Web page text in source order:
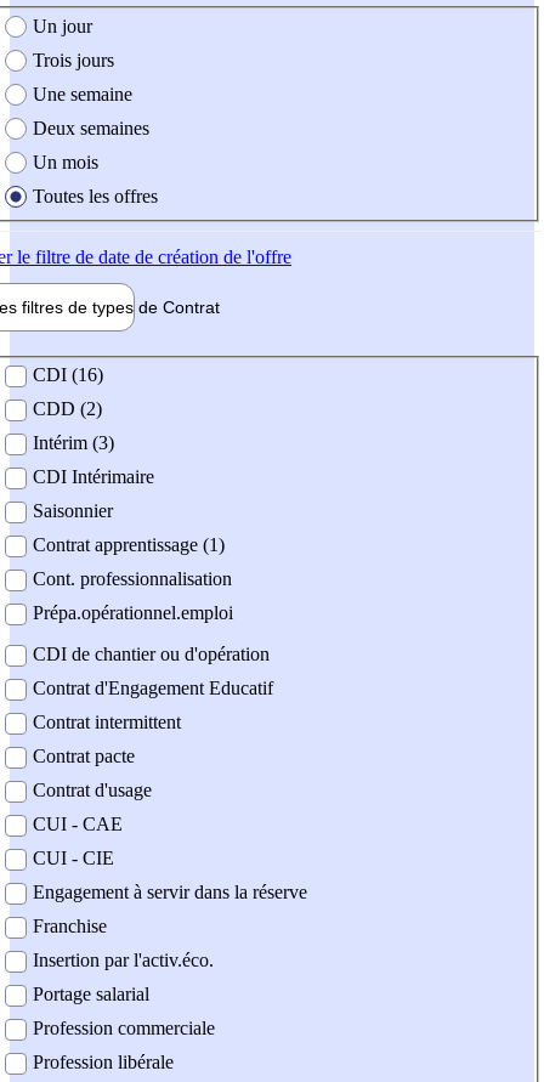
création de l'offre
Un jour
Trois jours
Une semaine
Deux semaines
Un mois
Toutes les offres
le filtre de date de création de l'offre
filtres de types de Contrat
contrat
CDI (16)
CDD (2)
Intérim (3)
CDI Intérimaire
Saisonnier
Contrat apprentissage (1)
Cont. professionnalisation
Prépa.opérationnel.emploi
CDI de chantier ou d'opération
Contrat d'Engagement Educatif
Contrat intermittent
Contrat pacte
Contrat d'usage
CUI - CAE
CUI - CIE
Engagement à servir dans la réserve
Franchise
Insertion par l'activ.éco.
Portage salarial
Profession commerciale
Profession libérale